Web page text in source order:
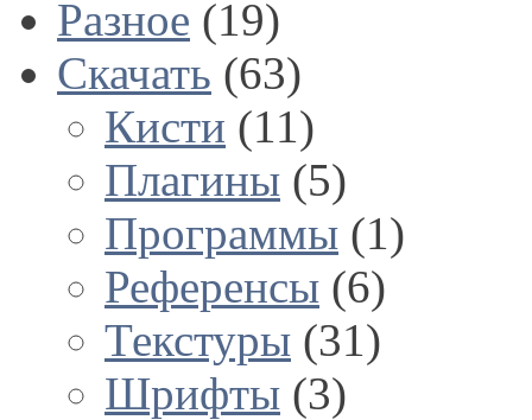
Разное (19)
Скачать (63)
Кисти (11)
Плагины (5)
Программы (1)
Референсы (6)
Текстуры (31)
Шрифты (3)